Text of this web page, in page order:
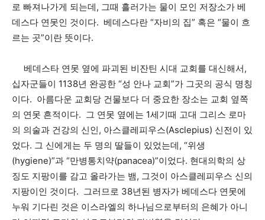
로 빠져나가게 되는데, 그때 흘러가는 물이 모인 저장소가 베
데스다 연못인 것이다. 베데스다란 “자비의 집” 혹은 “물이 흐
르는 곳”이란 뜻이다.
베데스타 연못 옆에 파괴된 비잔틴 시대 교회를 대신해서,
십자군들이 1138년 완공한 “성 안나 교회”가 그곳의 공식 명칭
이다. 아름다운 교회당 건물보다 더 중요한 장소는 교회 옆쪽
의 연못 흔적이다. 그 연못 옆에는 1세기때 고대 그리스 로마
의 의술과 건강의 신인, 아스클레피우스(Asclepius) 신전이 있
었다. 그 신에게는 두 명의 딸들이 있었는데, “위생
(hygiene)”과 “만병통치약(panacea)”이었다. 현대의학의 상
징도 지팡이를 감고 올라가는 뱀, 그것이 아스클레피우스 신의
지팡이인 것이다. 그러므로 38년된 병자가 베데스다 연못에
누워 기다린 것은 이스라엘의 하나님으로부터의 은혜가 아니